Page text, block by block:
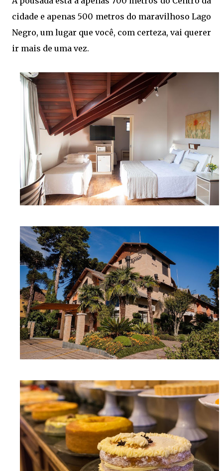
cidade e apenas 500 metros do maravilhoso Lago
Negro, um lugar que você, com certeza, vai querer
ir mais de uma vez.